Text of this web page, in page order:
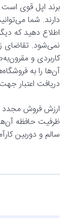
برند اپل قوی
دارند. شما
اطلاع دهید که
نمی‌شود. تقاضای
کاربردی و
دریافت اعتبار
ارزش فروش
ظرفیت حافظه
سالم و دوربین